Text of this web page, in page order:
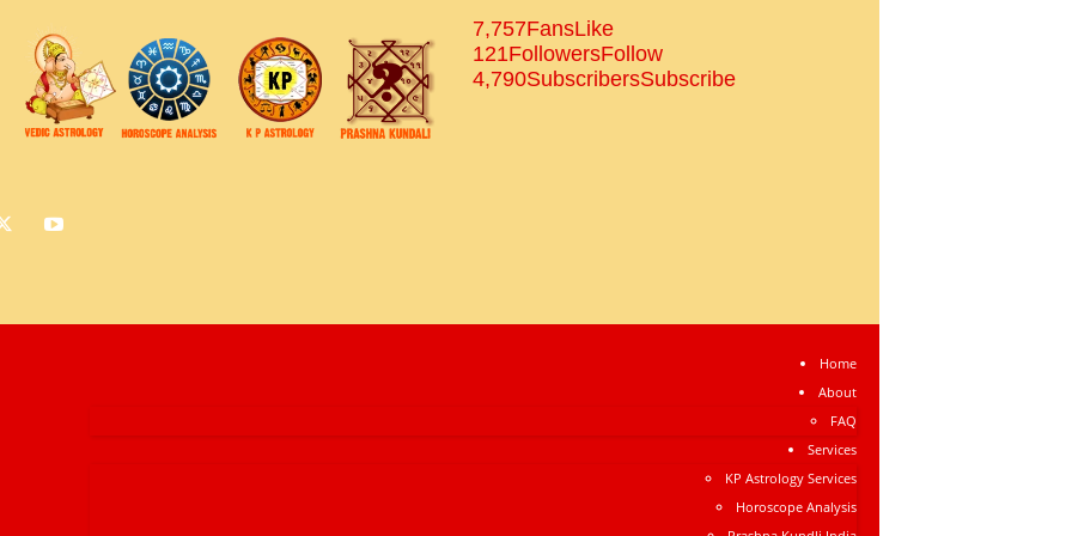
7,757FansLike
121FollowersFollow
4,790SubscribersSubscribe
Home
About
FAQ
Services
KP Astrology Services
Horoscope Analysis